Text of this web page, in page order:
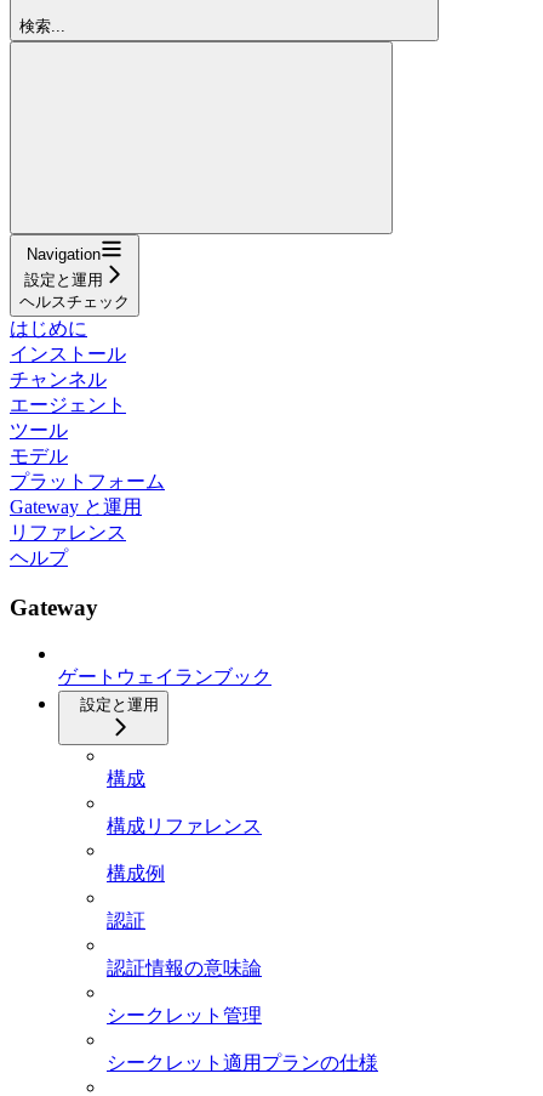
検索...
Navigation
設定と運用
ヘルスチェック
はじめに
インストール
チャンネル
エージェント
ツール
モデル
プラットフォーム
Gateway と運用
リファレンス
ヘルプ
Gateway
ゲートウェイランブック
設定と運用
構成
構成リファレンス
構成例
認証
認証情報の意味論
シークレット管理
シークレット適用プランの仕様